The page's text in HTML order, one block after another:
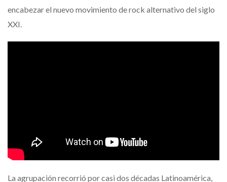
encabezar el nuevo movimiento de rock alternativo del siglo
XXI.
La agrupación recorrió por casi dos décadas Latinoamérica,